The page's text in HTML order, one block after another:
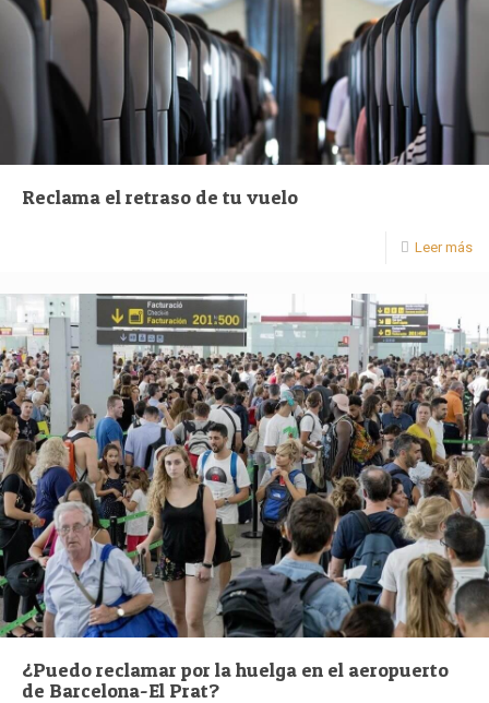
Reclama el retraso de tu vuelo
Leer más
¿Puedo reclamar por la huelga en el aeropuerto
de Barcelona-El Prat?